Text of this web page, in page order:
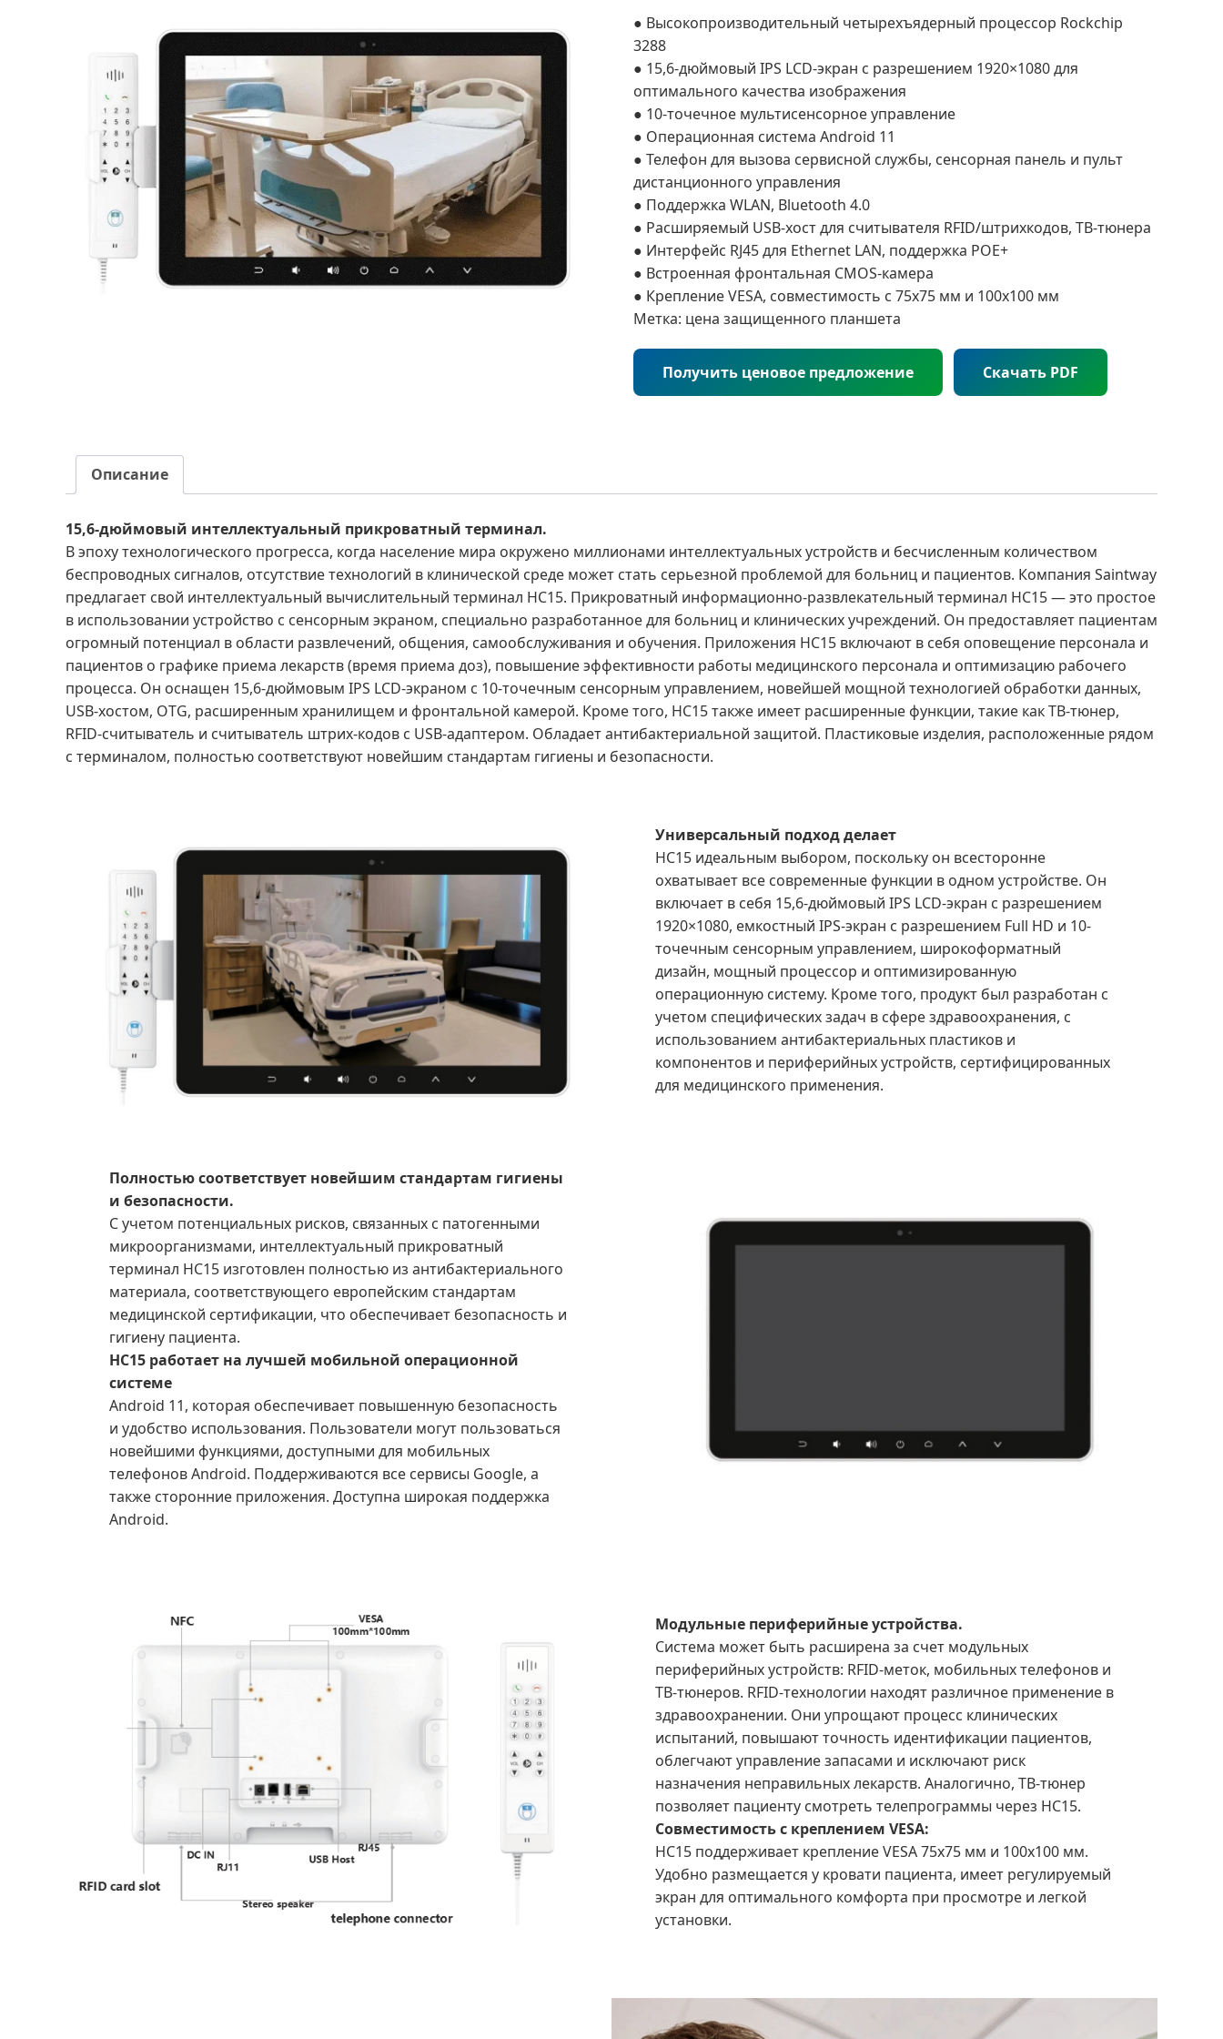
● Высокопроизводительный четырехъядерный процессор Rockchip
3288
● 15,6-дюймовый IPS LCD-экран с разрешением 1920×1080 для
оптимального качества изображения
● 10-точечное мультисенсорное управление
● Операционная система Android 11
● Телефон для вызова сервисной службы, сенсорная панель и пульт
дистанционного управления
● Поддержка WLAN, Bluetooth 4.0
● Расширяемый USB-хост для считывателя RFID/штрихкодов, ТВ-тюнера
● Интерфейс RJ45 для Ethernet LAN, поддержка POE+
● Встроенная фронтальная CMOS-камера
● Крепление VESA, совместимость с 75x75 мм и 100x100 мм
Метка: цена защищенного планшета
Получить ценовое предложение Скачать PDF
Описание
15,6-дюймовый интеллектуальный прикроватный терминал.
В эпоху технологического прогресса, когда население мира окружено миллионами интеллектуальных устройств и бесчисленным количеством
беспроводных сигналов, отсутствие технологий в клинической среде может стать серьезной проблемой для больниц и пациентов. Компания Saintway
предлагает свой интеллектуальный вычислительный терминал HC15. Прикроватный информационно-развлекательный терминал HC15 — это простое
в использовании устройство с сенсорным экраном, специально разработанное для больниц и клинических учреждений. Он предоставляет пациентам
огромный потенциал в области развлечений, общения, самообслуживания и обучения. Приложения HC15 включают в себя оповещение персонала и
пациентов о графике приема лекарств (время приема доз), повышение эффективности работы медицинского персонала и оптимизацию рабочего
процесса. Он оснащен 15,6-дюймовым IPS LCD-экраном с 10-точечным сенсорным управлением, новейшей мощной технологией обработки данных,
USB-хостом, OTG, расширенным хранилищем и фронтальной камерой. Кроме того, HC15 также имеет расширенные функции, такие как ТВ-тюнер,
RFID-считыватель и считыватель штрих-кодов с USB-адаптером. Обладает антибактериальной защитой. Пластиковые изделия, расположенные рядом
с терминалом, полностью соответствуют новейшим стандартам гигиены и безопасности.
Универсальный подход делает
HC15 идеальным выбором, поскольку он всесторонне
охватывает все современные функции в одном устройстве. Он
включает в себя 15,6-дюймовый IPS LCD-экран с разрешением
1920×1080, емкостный IPS-экран с разрешением Full HD и 10-
точечным сенсорным управлением, широкоформатный
дизайн, мощный процессор и оптимизированную
операционную систему. Кроме того, продукт был разработан с
учетом специфических задач в сфере здравоохранения, с
использованием антибактериальных пластиков и
компонентов и периферийных устройств, сертифицированных
для медицинского применения.
Полностью соответствует новейшим стандартам гигиены
и безопасности.
С учетом потенциальных рисков, связанных с патогенными
микроорганизмами, интеллектуальный прикроватный
терминал HC15 изготовлен полностью из антибактериального
материала, соответствующего европейским стандартам
медицинской сертификации, что обеспечивает безопасность и
гигиену пациента.
HC15 работает на лучшей мобильной операционной
системе
Android 11, которая обеспечивает повышенную безопасность
и удобство использования. Пользователи могут пользоваться
новейшими функциями, доступными для мобильных
телефонов Android. Поддерживаются все сервисы Google, а
также сторонние приложения. Доступна широкая поддержка
Android.
Модульные периферийные устройства.
Система может быть расширена за счет модульных
периферийных устройств: RFID-меток, мобильных телефонов и
ТВ-тюнеров. RFID-технологии находят различное применение в
здравоохранении. Они упрощают процесс клинических
испытаний, повышают точность идентификации пациентов,
облегчают управление запасами и исключают риск
назначения неправильных лекарств. Аналогично, ТВ-тюнер
позволяет пациенту смотреть телепрограммы через HC15.
Совместимость с креплением VESA:
HC15 поддерживает крепление VESA 75x75 мм и 100x100 мм.
Удобно размещается у кровати пациента, имеет регулируемый
экран для оптимального комфорта при просмотре и легкой
установки.